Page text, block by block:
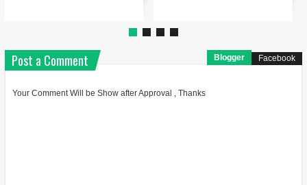
Post a Comment Blogger Facebook
Your Comment Will be Show after Approval , Thanks